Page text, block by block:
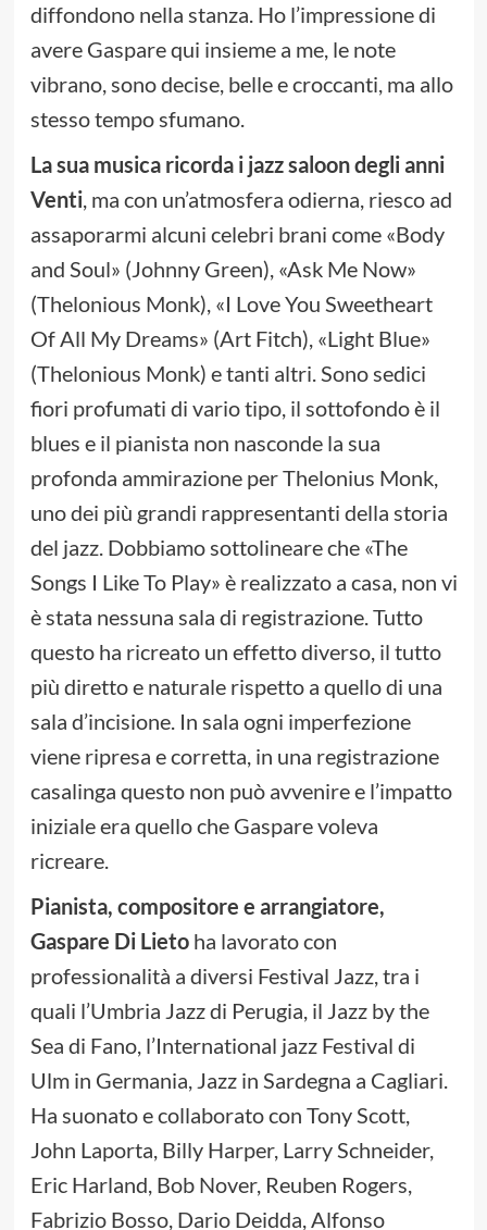
diffondono nella stanza. Ho l’impressione di
avere Gaspare qui insieme a me, le note
vibrano, sono decise, belle e croccanti, ma allo
stesso tempo sfumano.
La sua musica ricorda i jazz saloon degli anni
Venti, ma con un’atmosfera odierna, riesco ad
assaporarmi alcuni celebri brani come «Body
and Soul» (Johnny Green), «Ask Me Now»
(Thelonious Monk), «I Love You Sweetheart
Of All My Dreams» (Art Fitch), «Light Blue»
(Thelonious Monk) e tanti altri. Sono sedici
fiori profumati di vario tipo, il sottofondo è il
blues e il pianista non nasconde la sua
profonda ammirazione per Thelonius Monk,
uno dei più grandi rappresentanti della storia
del jazz. Dobbiamo sottolineare che «The
Songs I Like To Play» è realizzato a casa, non vi
è stata nessuna sala di registrazione. Tutto
questo ha ricreato un effetto diverso, il tutto
più diretto e naturale rispetto a quello di una
sala d’incisione. In sala ogni imperfezione
viene ripresa e corretta, in una registrazione
casalinga questo non può avvenire e l’impatto
iniziale era quello che Gaspare voleva
ricreare.
Pianista, compositore e arrangiatore,
Gaspare Di Lietoha lavorato con
professionalità a diversi Festival Jazz, tra i
quali l’Umbria Jazz di Perugia, il Jazz by the
Sea di Fano, l’International jazz Festival di
Ulm in Germania, Jazz in Sardegna a Cagliari.
Ha suonato e collaborato con Tony Scott,
John Laporta, Billy Harper, Larry Schneider,
Eric Harland, Bob Nover, Reuben Rogers,
Fabrizio Bosso, Dario Deidda, Alfonso